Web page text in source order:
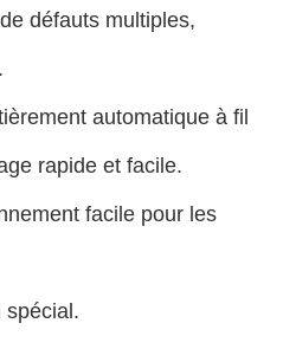
défauts multiples,
automatique à fil
rapide et facile.
facile pour les
spécial.